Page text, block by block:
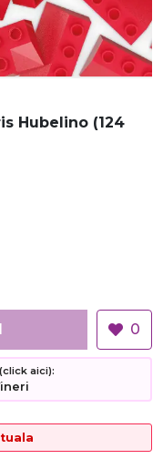
Hubelino (124
0
aici):